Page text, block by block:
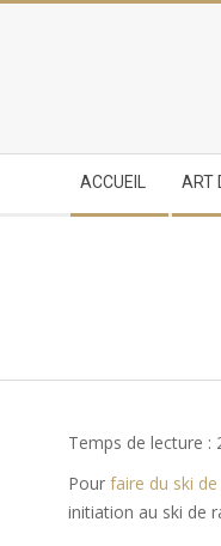
Navigation
Menu
ACCUEIL ART
Temps de lecture :
Pour faire du ski
initiation au ski de